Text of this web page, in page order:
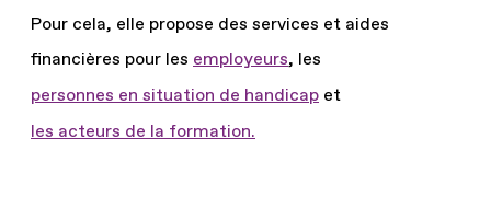
Pour cela, elle propose des services et aides
financières pour les employeurs, les
personnes en situation de handicap et
les acteurs de la formation.